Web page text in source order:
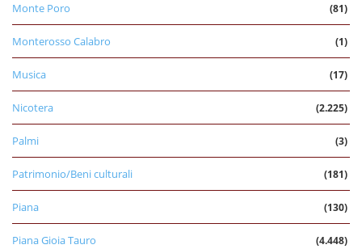
Monte Poro (81)
Monterosso Calabro (1)
Musica (17)
Nicotera (2.225)
Palmi (3)
Patrimonio/Beni culturali (181)
Piana (130)
Piana Gioia Tauro (4.448)